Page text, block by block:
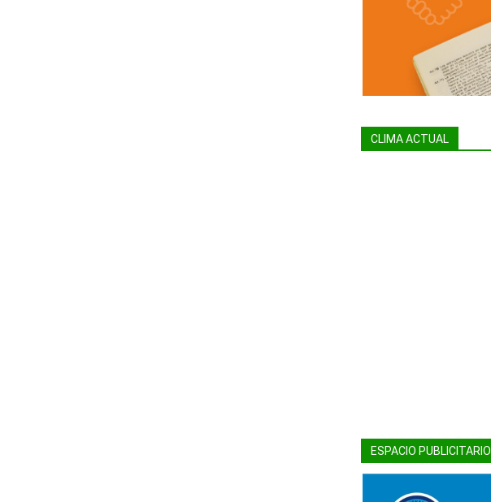
CLIMA ACTUAL
ESPACIO PUBLICITARIO